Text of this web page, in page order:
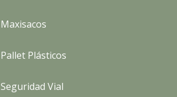
Maxisacos
Pallet Plásticos
Seguridad Vial